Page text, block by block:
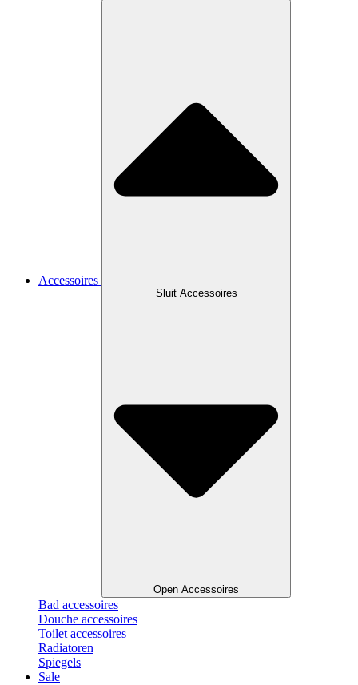
Accessoires
Sluit Accessoires
Open Accessoires
Bad accessoires
Douche accessoires
Toilet accessoires
Radiatoren
Spiegels
Sale